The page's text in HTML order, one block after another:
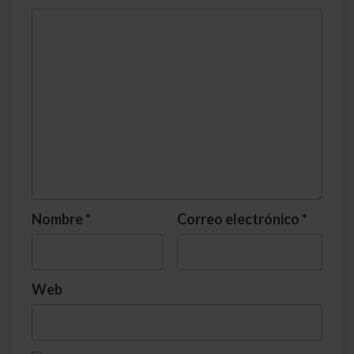
Nombre * Correo electrónico *
Web